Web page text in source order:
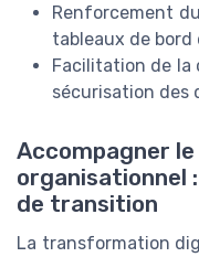
Renforcement
tableaux de bord
Facilitation de la
sécurisation des
Accompagner
organisationnel
de transition
La transformation